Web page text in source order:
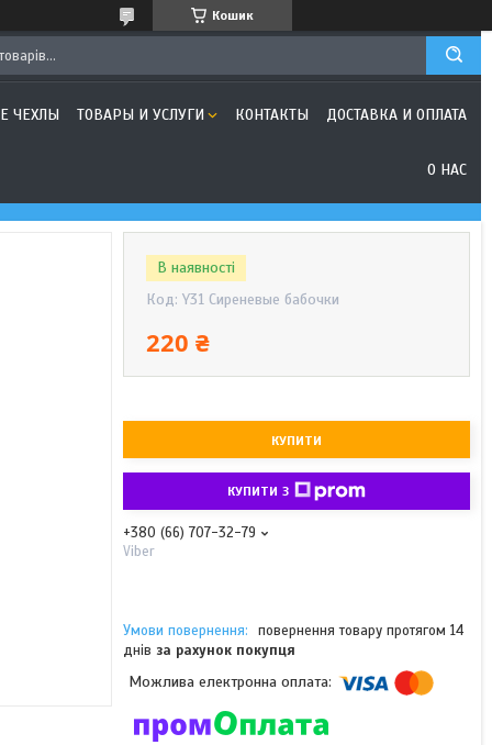
Кошик
ЧЕХЛЫ ТОВАРЫ И УСЛУГИ КОНТАКТЫ ДОСТАВКА И ОПЛАТА
О НАС
В наявності
Код: Y31 Сиреневые бабочки
220 ₴
КУПИТИ
КУПИТИ З
+380 (66) 707-32-79
Viber
повернення товару протягом 14
днів за рахунок покупця